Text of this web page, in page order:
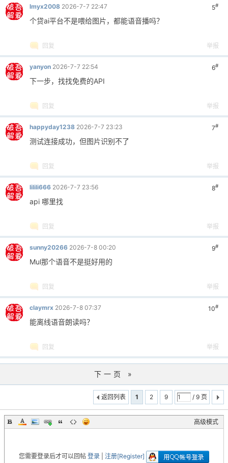
5#
lmyx2008 2026-7-7 22:47
个贷ai平台不是喂给图片，都能语音播吗？
回复 举报
6#
yanyon 2026-7-7 22:54
下一步，找找免费的API
回复 举报
7#
happyday1238 2026-7-7 23:23
测试连接成功，但图片识别不了
回复 举报
8#
lilili666 2026-7-7 23:56
api 哪里找
回复 举报
9#
sunny20266 2026-7-8 00:20
Mul那个语音不是挺好用的
回复 举报
10#
claymrx 2026-7-8 07:37
能离线语音朗读吗？
回复 举报
下一页 »
1 2 9 / 9 页
返回列表
高级模式
您需要登录后才可以回帖 登录 注册[Register]